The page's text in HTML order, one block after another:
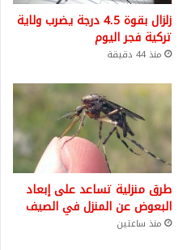
زلزال بقوة 4.5 درجة يضرب ولاية
تركية فجر اليوم
منذ 44 دقيقة
طرق منزلية تساعد على إبعاد
البعوض عن المنزل في الصيف
منذ ساعتين